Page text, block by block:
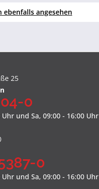
ebenfalls angesehen
25
0
Uhr und Sa, 09:00 - 16:00 Uhr
0
Uhr und Sa, 09:00 - 16:00 Uhr